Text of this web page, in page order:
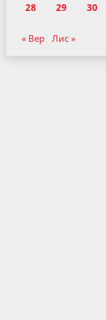
28
29 30
« Вер Лис »